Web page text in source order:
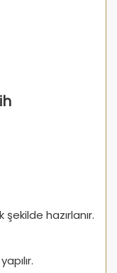
hazırlanır.